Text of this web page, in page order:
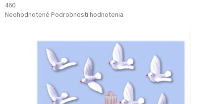
460
Priemerné
Neohodnotené Podrobnosti hodnotenia